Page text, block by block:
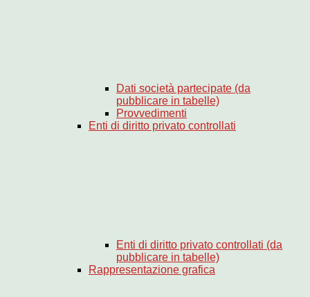
Dati società partecipate (da
pubblicare in tabelle)
Provvedimenti
Enti di diritto privato controllati
Enti di diritto privato controllati (da
pubblicare in tabelle)
Rappresentazione grafica